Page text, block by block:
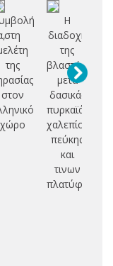
στη
της
στον
χώρο
Η
διαδοχή
της
βλαστήσεως
μετά
δασικάς
πυρκαϊάς
χαλεπίου
πεύκης
και
τινων